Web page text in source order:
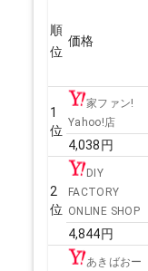
順
位
価格
1
位
家ファン!
Yahoo!店
4,038円
2
位
DIY
FACTORY
ONLINE SHOP
4,844円
あきばおー